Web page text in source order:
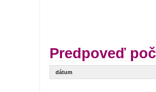
Predpoveď
dátum